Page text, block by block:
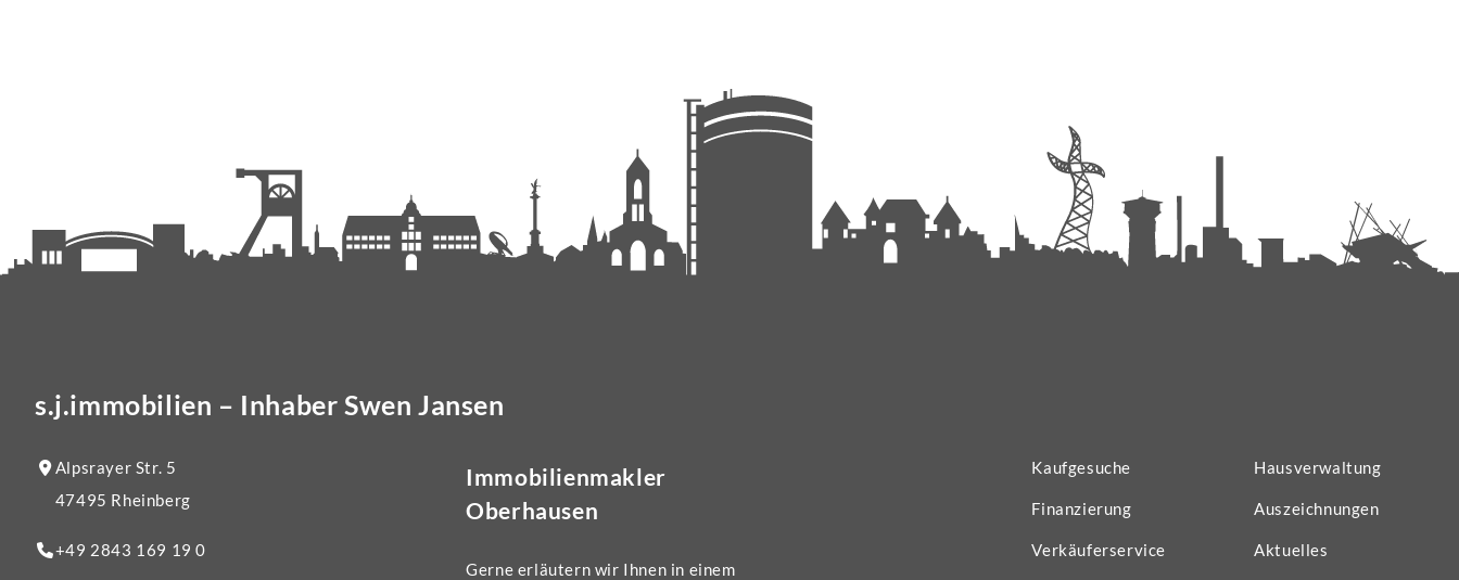
s.j.immobilien – Inhaber Swen Jansen
Alpsrayer Str. 5
47495 Rheinberg
+49 2843 169 19 0
Immobilienmakler
Oberhausen
Gerne erläutern wir Ihnen in einem
Kaufgesuche
Finanzierung
Verkäuferservice
Hausverwaltung
Auszeichnungen
Aktuelles